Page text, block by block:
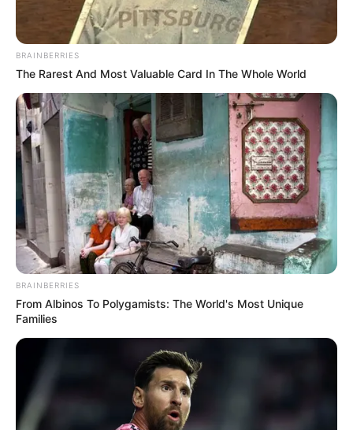
Terceiro lote da restituição do IR paga R$
contribuintes.
Motos e bicicletas para ACS e ACE: veja o
passo a passo para conseguir o benefício.
PLP 185 continua travado na Câmara dos
Deputados por erro em seu texto.
ACS e ACE: celetista, estatutário ou
contrato precário — entenda o que muda
DIVERSAS
BRAINBERRIES
The Rarest And Most Valuable Card In The Whole World
BRAINBERRIES
From Albinos To Polygamists: The World's Most Unique
Families